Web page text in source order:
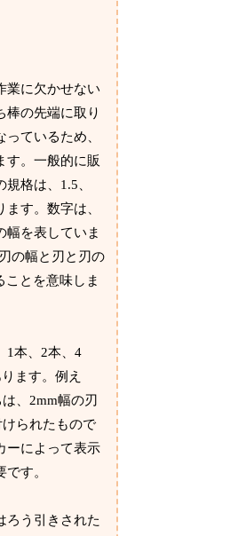
業に欠かせない
棒の先端に取り
ているため、
す。一般的に販
格は、1.5、
す。数字は、
幅を表していま
の幅と刃と刃の
ことを意味しま
1本、2本、4
ます。例え
、2mm幅の刃
られたもので
ーによって表示
す。
ろう引きされた